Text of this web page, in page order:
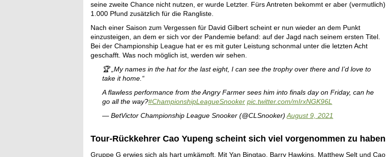
seine zweite Chance nicht nutzen, er wurde Letzter. Fürs Antreten bekommt er aber (vermutlich)
1.000 Pfund zusätzlich für die Rangliste.
Nach einer Saison zum Vergessen für David Gilbert scheint er nun wieder an dem Punkt
einzusteigen, an dem er sich vor der Pandemie befand: auf der Jagd nach seinem ersten Titel.
Bei der Championship League hat er es mit guter Leistung schonmal unter die letzten Acht
geschafft. Was noch möglich ist, werden wir sehen.
🏆 „My names in the hat for the last eight, I can see the trophy over there and I’d love to
take it home.“
A flawless performance from the Angry Farmer sees him into finals day on Friday, can he
go all the way?#ChampionshipLeagueSnooker pic.twitter.com/mIrxNGK96L
— BetVictor Championship League Snooker (@CLSnooker) August 9, 2021
Tour-Rückkehrer Cao Yupeng scheint sich viel vorgenommen zu haben
Gruppe G erwies sich als hart umkämpft. Mit Yan Bingtao, Barry Hawkins, Matthew Selt und Cao